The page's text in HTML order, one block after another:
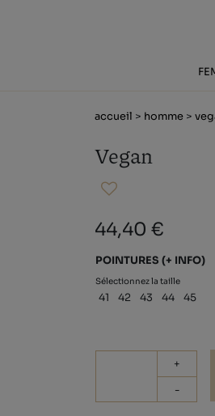
accueil > homme >
Vegan
44,40 €
POINTURES (+ INFO)
Sélectionnez la taille
41 42 43 44 45
+
-